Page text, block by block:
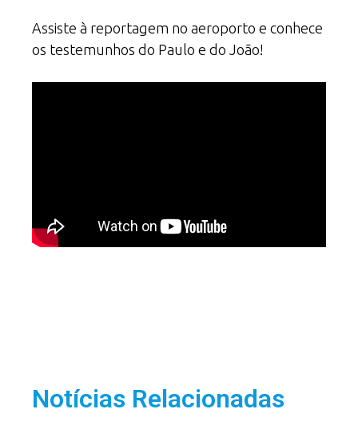
Assiste à reportagem no aeroporto e conhece
os testemunhos do Paulo e do João!
Notícias Relacionadas